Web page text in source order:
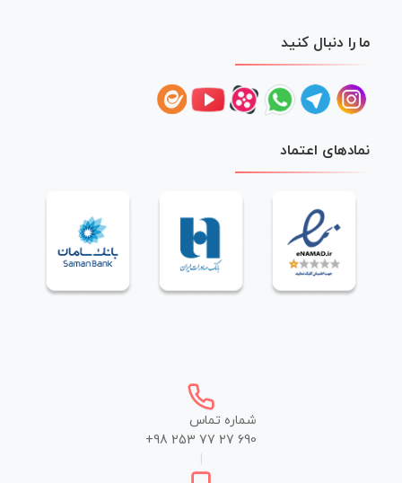
ما را دنبال کنید
نمادهای اعتماد
شماره تماس
+98 253 77 27 690